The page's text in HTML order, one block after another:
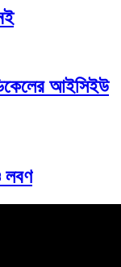
আইসিইউ
লবণ